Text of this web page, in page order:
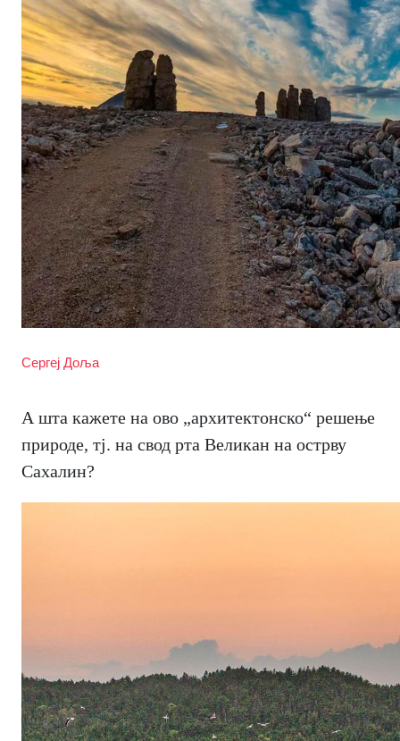
Сергеј Доља
А шта кажете на ово „архитектонско“ решење
природе, тј. на свод рта Великан на острву
Сахалин?